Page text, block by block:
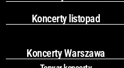
Koncerty listopad
Koncerty Warszawa